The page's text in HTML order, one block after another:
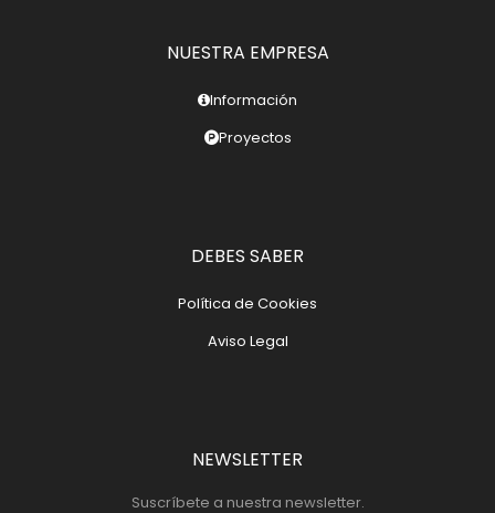
NUESTRA EMPRESA
Información
Proyectos
DEBES SABER
Política de Cookies
Aviso Legal
NEWSLETTER
Suscríbete a nuestra newsletter.